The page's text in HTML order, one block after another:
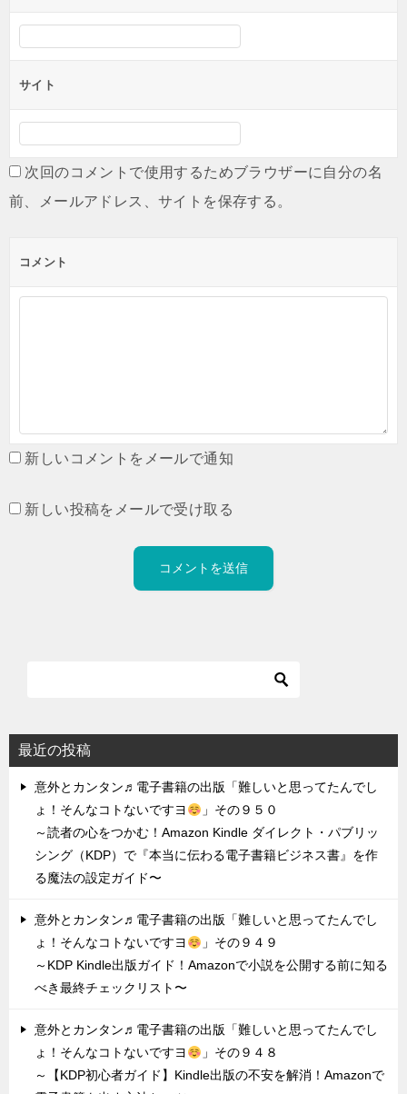
サイト
次回のコメントで使用するためブラウザーに自分の名
前、メールアドレス、サイトを保存する。
コメント
新しいコメントをメールで通知
新しい投稿をメールで受け取る
最近の投稿
意外とカンタン♬電子書籍の出版「難しいと思ってたんでし
ょ！そんなコトないですヨ
」その９５０
～読者の心をつかむ！Amazon Kindle ダイレクト・パブリッ
シング（KDP）で『本当に伝わる電子書籍ビジネス書』を作
る魔法の設定ガイド〜
意外とカンタン♬電子書籍の出版「難しいと思ってたんでし
ょ！そんなコトないですヨ
」その９４９
～KDP Kindle出版ガイド！Amazonで小説を公開する前に知る
べき最終チェックリスト〜
意外とカンタン♬電子書籍の出版「難しいと思ってたんでし
ょ！そんなコトないですヨ
」その９４８
～【KDP初心者ガイド】Kindle出版の不安を解消！Amazonで